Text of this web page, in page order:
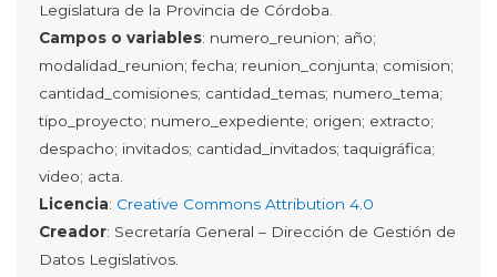
Legislatura de la Provincia de Córdoba.
Campos o variables: numero_reunion; año;
modalidad_reunion; fecha; reunion_conjunta; comision;
cantidad_comisiones; cantidad_temas; numero_tema;
tipo_proyecto; numero_expediente; origen; extracto;
despacho; invitados; cantidad_invitados; taquigráfica;
video; acta.
Licencia: Creative Commons Attribution 4.0
Creador: Secretaría General – Dirección de Gestión de
Datos Legislativos.